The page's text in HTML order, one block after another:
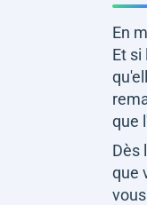
En
Et
que
Dès
que